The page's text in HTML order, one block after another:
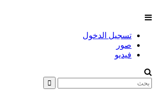
تسجيل الدخول
صور
فيديو